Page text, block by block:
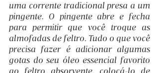
uma corrente tradicional presa a um
pingente. O pingente abre e fecha
para permitir que você troque as
almofadas de feltro. Tudo o que você
precisa fazer é adicionar algumas
gotas do seu óleo essencial favorito
ao feltro absorvente, colocá-lo de